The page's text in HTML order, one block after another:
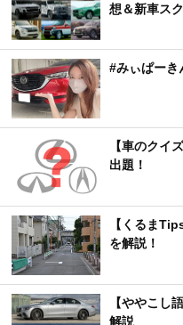
想＆新車ス
#みぃぱーき
【車のクイ
出題！
【くるま
を解説！
【ややこし
解説